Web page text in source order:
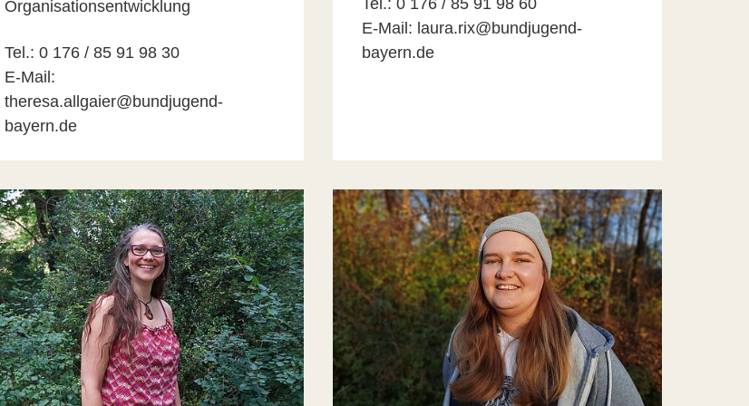
Organisationsentwicklung
Tel.: 0 176 / 85 91 98 30
E-Mail:
theresa.allgaier@bundjugend-
bayern.de
Tel.: 0 176 / 85 91 98 60
E-Mail: laura.rix@bundjugend-
bayern.de